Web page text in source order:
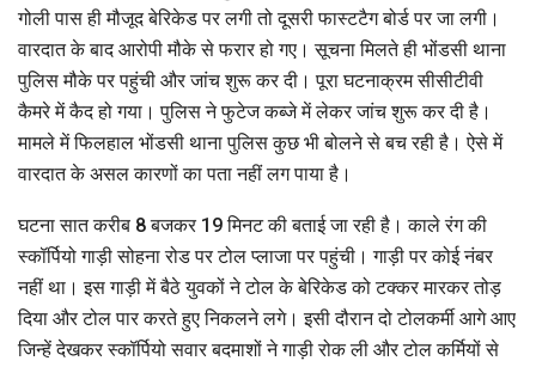
गोली पास ही मौजूद बेरिकेड पर लगी तो दूसरी फास्टटैग बोर्ड पर जा लगी।
वारदात के बाद आरोपी मौके से फरार हो गए। सूचना मिलते ही भोंडसी थाना
पुलिस मौके पर पहुंची और जांच शुरू कर दी। पूरा घटनाक्रम सीसीटीवी
कैमरे में कैद हो गया। पुलिस ने फुटेज कब्जे में लेकर जांच शुरू कर दी है।
मामले में फिलहाल भोंडसी थाना पुलिस कुछ भी बोलने से बच रही है। ऐसे में
वारदात के असल कारणों का पता नहीं लग पाया है।
घटना सात करीब 8 बजकर 19 मिनट की बताई जा रही है। काले रंग की
स्कॉर्पियो गाड़ी सोहना रोड पर टोल प्लाजा पर पहुंची। गाड़ी पर कोई नंबर
नहीं था। इस गाड़ी में बैठे युवकों ने टोल के बेरिकेड को टक्कर मारकर तोड़
दिया और टोल पार करते हुए निकलने लगे। इसी दौरान दो टोलकर्मी आगे आए
जिन्हें देखकर स्कॉर्पियो सवार बदमाशों ने गाड़ी रोक ली और टोल कर्मियों से